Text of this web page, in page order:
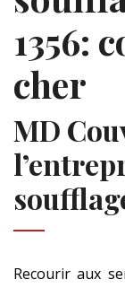
1356:
cher
MD
Recourir aux